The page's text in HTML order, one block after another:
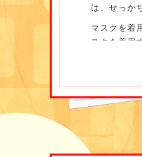
は、せっか
マスクを着
スクを着用
さらにこま
さて、コ